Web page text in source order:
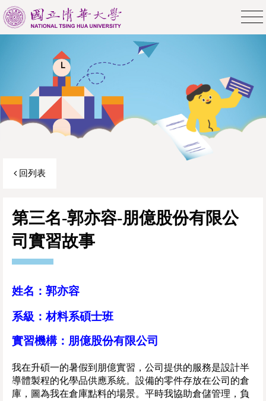
回列表
第三名-郭亦容-朋億股份有限公
司實習故事
姓名：郭亦容
系級：材料系碩士班
實習機構：朋億股份有限公司
我在升碩一的暑假到朋億實習，公司提供的服務是設計半
導體製程的化學品供應系統。設備的零件存放在公司的倉
庫，圖為我在倉庫點料的場景。平時我協助倉儲管理，負